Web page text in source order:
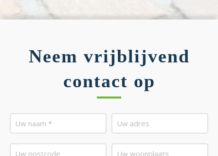
Neem vrijblijvend
contact op